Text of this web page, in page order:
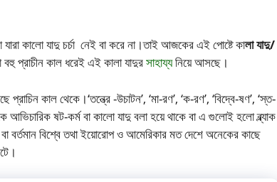
কালো যাদু চর্চা নেই বা করে না।তাই আজকের এই পোষ্টে কালা যাদু/
বহু প্রাচীন কাল ধরেই এই কালা যাদুরসাহায্যনিয়ে আসছে।
প্রাচিন কাল থেকে।‘তন্ত্রে -উচাটন’, ‘মা-রণ’, ‘ক-রণ’, ‘বিদ্বে-ষণ’, ‘স্ত-
ষট-কর্ম বা কালো যাদু বলা হয়ে থাকে বা এ গুলোই হলো ব্ল্যাক
বর্তমান বিশ্বে তথা ইয়োরোপ ও আমেরিকার মত দেশে অনেকের কাছে